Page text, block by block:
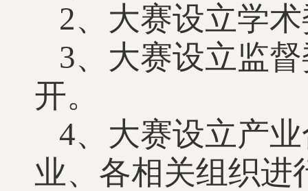
2、大赛设立学
3、大赛设立监
开。
4、大赛设立产
业、各相关组织进